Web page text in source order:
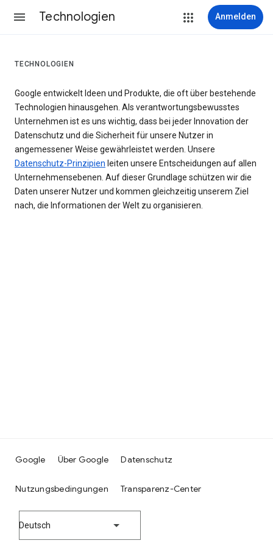
Technologien Anmelden
TECHNOLOGIEN
Google entwickelt Ideen und Produkte, die oft über bestehende
Technologien hinausgehen. Als verantwortungsbewusstes
Unternehmen ist es uns wichtig, dass bei jeder Innovation der
Datenschutz und die Sicherheit für unsere Nutzer in
angemessener Weise gewährleistet werden. Unsere
Datenschutz-Prinzipien leiten unsere Entscheidungen auf allen
Unternehmensebenen. Auf dieser Grundlage schützen wir die
Daten unserer Nutzer und kommen gleichzeitig unserem Ziel
nach, die Informationen der Welt zu organisieren.
Google Über Google Datenschutz
Nutzungsbedingungen Transparenz-Center
Deutsch